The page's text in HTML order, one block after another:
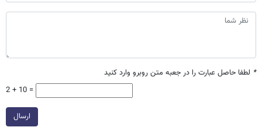
* لطفا حاصل عبارت را در جعبه متن روبرو وارد کنید
2 + 10 =
ارسال